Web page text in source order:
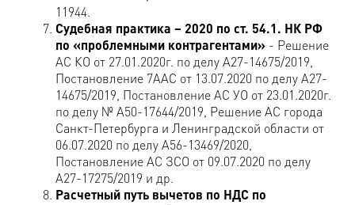
11944.
Судебная практика – 2020 по ст. 54.1. НК РФ
по «проблемными контрагентами» - Решение
АС КО от 27.01.2020г. по делу А27-14675/2019,
Постановление 7ААС от 13.07.2020 по делу А27-
14675/2019, Постановление АС УО от 23.01.2020г.
по делу № А50-17644/2019, Решение АС города
Санкт-Петербурга и Ленинградской области от
06.07.2020 по делу А56-13469/2020,
Постановление АС ЗСО от 09.07.2020 по делу
А27-17275/2019 и др.
Расчетный путь вычетов по НДС по